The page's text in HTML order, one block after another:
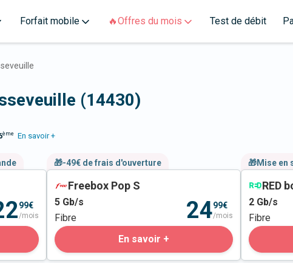
Forfait mobile 🔥Offres du mois Test de débit
(14430)
ème En savoir +
99€
/mois
🎁-49€ de frais d'ouverture
Freebox Pop S
5 Gb/s
Fibre
2499€
/mois
En savoir +
🎁Mise en
RED
2 Gb/s
Fibre